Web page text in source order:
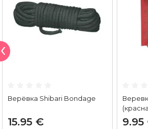
Верёвка Shibari Bondage
15.95 € 9.95